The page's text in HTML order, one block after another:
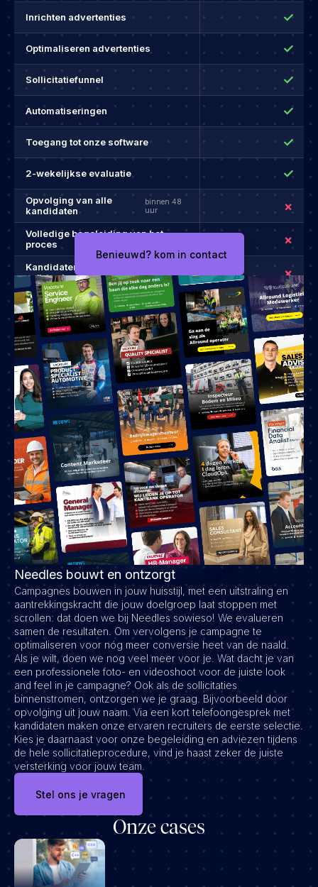
Inrichten advertenties ✓
Optimaliseren advertenties ✓
Sollicitatiefunnel ✓
Automatiseringen ✓
Toegang tot onze software ✓
2-wekelijkse evaluatie ✓
Opvolging van alle
kandidaten
binnen 48
uur
×
Volledige begeleiding van het
proces
×
Kandidaten
geïntroduceerd
gespreksverslag
×
Benieuwd? kom in contact
Needles bouwt en ontzorgt
Campagnes bouwen in jouw huisstijl, met een uitstraling en
aantrekkingskracht die jouw doelgroep laat stoppen met
scrollen: dat doen we bij Needles sowieso! We evalueren
samen de resultaten. Om vervolgens je campagne te
optimaliseren voor nóg meer conversie heet van de naald.
Als je wilt, doen we nog veel meer voor je. Wat dacht je van
een professionele foto- en videoshoot voor de juiste look
and feel in je campagne? Ook als de sollicitaties
binnenstromen, ontzorgen we je graag. Bijvoorbeeld door
opvolging uit jouw naam. Via een kort telefoongesprek met
kandidaten maken onze ervaren recruiters de eerste selectie.
Kies je daarnaast voor onze begeleiding en adviezen tijdens
de hele sollicitatieprocedure, vind je haast zeker de juiste
versterking voor jouw team.
Stel ons je vragen
Onze cases